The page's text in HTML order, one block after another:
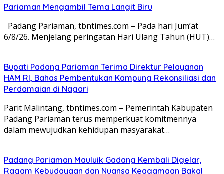
Pariaman Mengambil Tema Langit Biru
Padang Pariaman, tbntimes.com – Pada hari Jum’at
6/8/26. Menjelang peringatan Hari Ulang Tahun (HUT)…
Bupati Padang Pariaman Terima Direktur Pelayanan
HAM RI, Bahas Pembentukan Kampung Rekonsiliasi dan
Perdamaian di Nagari
Parit Malintang, tbntimes.com – Pemerintah Kabupaten
Padang Pariaman terus memperkuat komitmennya
dalam mewujudkan kehidupan masyarakat…
Padang Pariaman Mauluik Gadang Kembali Digelar,
Ragam Kebudayaan dan Nuansa Keagamaan Bakal